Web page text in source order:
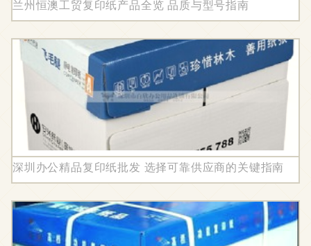
兰州恒澳工贸复印纸产品全览 品质与型号指南
深圳办公精品复印纸批发 选择可靠供应商的关键指南